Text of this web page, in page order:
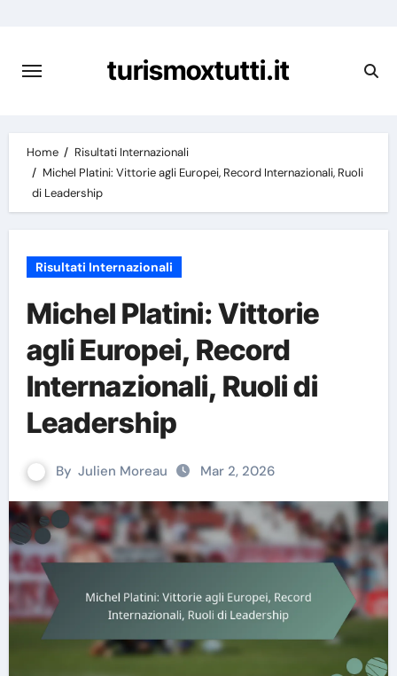
content
turismoxtutti.it
Home
Risultati Internazionali
Michel Platini: Vittorie agli Europei, Record Internazionali, Ruoli
di Leadership
Risultati Internazionali
Michel Platini: Vittorie
agli Europei, Record
Internazionali, Ruoli di
Leadership
By Julien Moreau Mar 2, 2026